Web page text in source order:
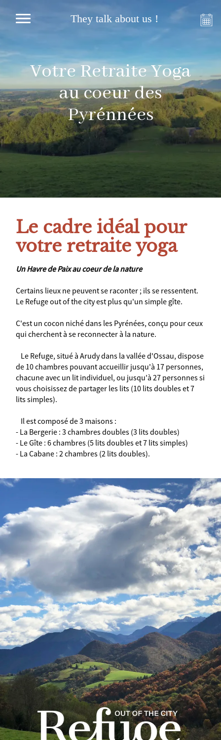
They talk about us !
Votre Retraite Yoga
au coeur des
Pyrénnées
Le cadre idéal pour
votre retraite yoga
Un Havre de Paix au coeur de la nature
Certains lieux ne peuvent se raconter ; ils se ressentent.
Le Refuge out of the city est plus qu'un simple gîte.
C'est un cocon niché dans les Pyrénées, conçu pour ceux
qui cherchent à se reconnecter à la nature.
Le Refuge, situé à Arudy dans la vallée d'Ossau, dispose
de 10 chambres pouvant accueillir jusqu'à 17 personnes,
chacune avec un lit individuel, ou jusqu'à 27 personnes si
vous choisissez de partager les lits (10 lits doubles et 7
lits simples).
Il est composé de 3 maisons :
- La Bergerie : 3 chambres doubles (3 lits doubles)
- Le Gîte : 6 chambres (5 lits doubles et 7 lits simples)
- La Cabane : 2 chambres (2 lits doubles).